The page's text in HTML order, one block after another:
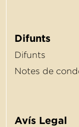
Difunts
Difunts
Notes de
Avís Legal